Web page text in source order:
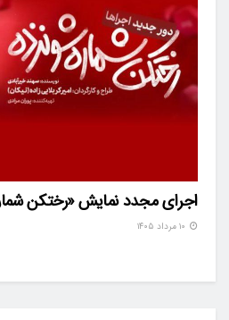
اجرای مجدد نمایش «رختکن